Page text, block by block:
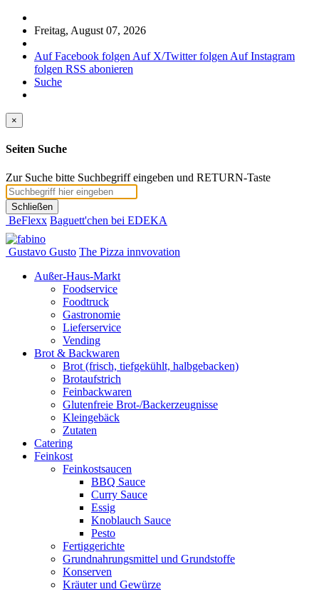
Freitag, August 07, 2026
Auf Facebook folgen Auf X/Twitter folgen Auf Instagram
folgen RSS abonieren
Suche
×
Seiten Suche
Zur Suche bitte Suchbegriff eingeben und RETURN-Taste
Schließen
BeFlexx Baguett'chen bei EDEKA
Gustavo Gusto The Pizza innvovation
Außer-Haus-Markt
Foodservice
Foodtruck
Gastronomie
Lieferservice
Vending
Brot & Backwaren
Brot (frisch, tiefgekühlt, halbgebacken)
Brotaufstrich
Feinbackwaren
Glutenfreie Brot-/Backerzeugnisse
Kleingebäck
Zutaten
Catering
Feinkost
Feinkostsaucen
BBQ Sauce
Curry Sauce
Essig
Knoblauch Sauce
Pesto
Fertiggerichte
Grundnahrungsmittel und Grundstoffe
Konserven
Kräuter und Gewürze